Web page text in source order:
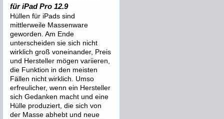
für iPad Pro 12.9
Hüllen für iPads sind
mittlerweile Massenware
geworden. Am Ende
unterscheiden sie sich nicht
wirklich groß voneinander, Preis
und Hersteller mögen variieren,
die Funktion in den meisten
Fällen nicht wirklich. Umso
erfreulicher, wenn ein Hersteller
sich Gedanken macht und eine
Hülle produziert, die sich von
der Masse abhebt und neue